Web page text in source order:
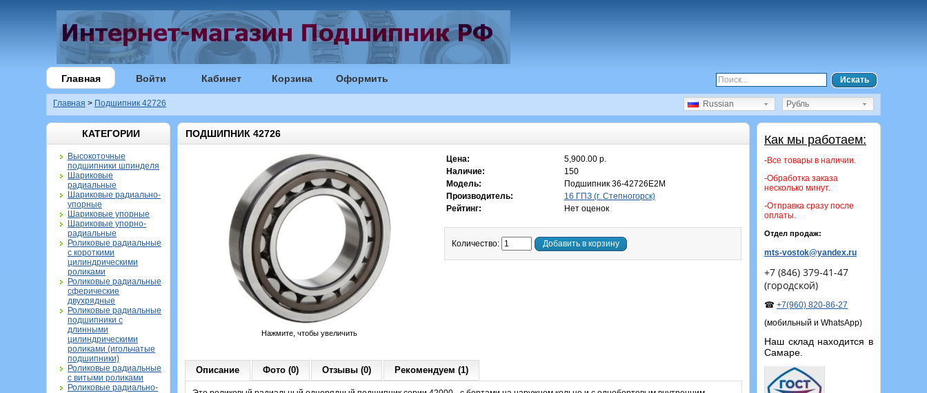
Главная Войти Кабинет Корзина Оформить Искать
Главная > Подшипник 42726 Рубль
Russian
КАТЕГОРИИ
Высокоточные
подшипники шпинделя
Шариковые
радиальные
Шариковые радиально-
упорные
Шариковые упорные
Шариковые упорно-
радиальные
Роликовые радиальные
с короткими
цилиндрическими
роликами
Роликовые радиальные
сферические
двухрядные
Роликовые радиальные
подшипники с
длинными
цилиндрическими
роликами (игольчатые
подшипники)
Роликовые радиальные
с витыми роликами
Роликовые радиально-
Как мы работаем:
-Все товары в наличии.
-Обработка заказа
несколько минут.
-Отправка сразу после
оплаты.
Отдел продаж:
mts-vostok@yandex.ru
+7 (846) 379-41-47
(городской)
☎ +7(960) 820-86-27
(мобильный и WhatsApp)
Наш склад находится в
Самаре.
ПОДШИПНИК 42726
Нажмите, чтобы увеличить
Цена:
5,900.00 р.
Наличие:
150
Модель:
Подшипник 36-42726Е2М
Производитель:
16 ГПЗ (г. Степногорск)
Рейтинг:
Нет оценок
Количество: Добавить в корзину
Описание Фото (0) Отзывы (0) Рекомендуем (1)